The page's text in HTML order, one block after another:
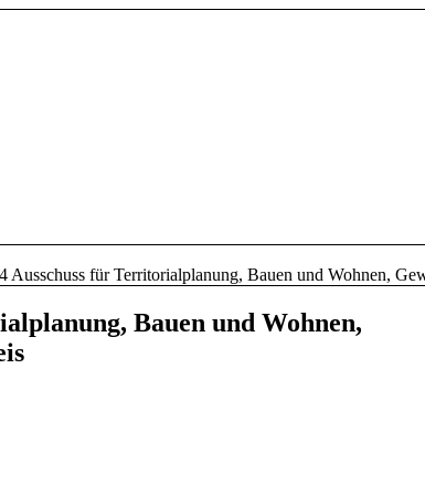
Ausschuss für Territorialplanung, Bauen und Wohnen,
Bauen und Wohnen,